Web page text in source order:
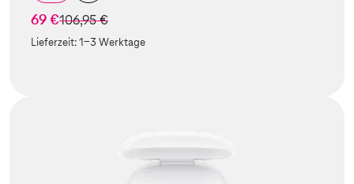
69 €statt
106,95 €
Lieferzeit:1-3 Werktage